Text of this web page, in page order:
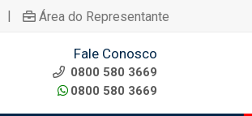
| Área do Representante
Fale Conosco
0800 580 3669
0800 580 3669